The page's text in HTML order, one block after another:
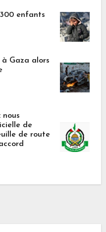
enfants
à Gaza alors
nous
de
de route